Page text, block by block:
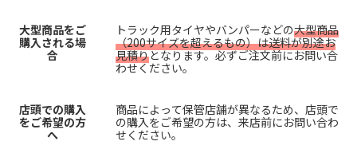
大型商品をご
購入される場
合
トラック用タイヤやバンパーなどの大型商品
（200サイズを超えるもの）は送料が別途お
見積りとなります。必ずご注文前にお問い合
わせください。
店頭での購入
をご希望の方
へ
商品によって保管店舗が異なるため、店頭で
の購入をご希望の方は、来店前にお問い合わ
せください。